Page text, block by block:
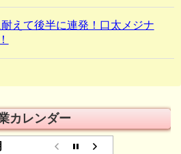
えて後半に連発！口太メジナ
カレンダー